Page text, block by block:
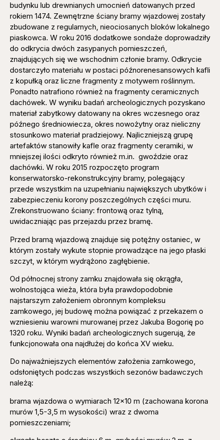
budynku lub drewnianych umocnień datowanych przed
rokiem 1474. Zewnętrzne ściany bramy wjazdowej zostały
zbudowane z regularnych, nieociosanych bloków lokalnego
piaskowca. W roku 2016 dodatkowe sondaże doprowadziły
do odkrycia dwóch zasypanych pomieszczeń,
znajdujących się we wschodnim członie bramy. Odkrycie
dostarczyło materiału w postaci późnorenesansowych kafli
z kopułką oraz liczne fragmenty z motywem roślinnym.
Ponadto natrafiono również na fragmenty ceramicznych
dachówek. W wyniku badań archeologicznych pozyskano
materiał zabytkowy datowany na okres wczesnego oraz
późnego średniowiecza, okres nowożytny oraz nieliczny
stosunkowo materiał pradziejowy. Najliczniejszą grupę
artefaktów stanowiły kafle oraz fragmenty ceramiki, w
mniejszej ilości odkryto również m.in. gwoździe oraz
dachówki. W roku 2015 rozpoczęto program
konserwatorsko-rekonstrukcyjny bramy, polegający
przede wszystkim na uzupełnianiu największych ubytków i
zabezpieczeniu korony poszczególnych części muru.
Zrekonstruowano ściany: frontową oraz tylną,
uwidaczniając pas przejazdu przez bramę.
Przed bramą wjazdową znajduje się potężny ostaniec, w
którym zostały wykute stopnie prowadzące na jego płaski
szczyt, w którym wydrążono zagłębienie.
Od północnej strony zamku znajdowała się okrągła,
wolnostojąca wieża, która była prawdopodobnie
najstarszym założeniem obronnym kompleksu
zamkowego, jej budowę można powiązać z przekazem o
wzniesieniu warowni murowanej przez Jakuba Bogorię po
1320 roku. Wyniki badań archeologicznych sugerują, że
funkcjonowała ona najdłużej do końca XV wieku.
Do najważniejszych elementów założenia zamkowego,
odsłoniętych podczas wszystkich sezonów badawczych
należą:
brama wjazdowa o wymiarach 12×10 m (zachowana korona
murów 1,5-3,5 m wysokości) wraz z dwoma
pomieszczeniami;